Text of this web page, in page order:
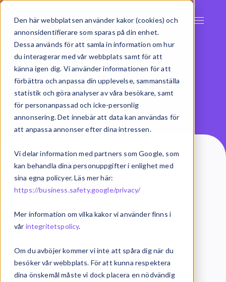
Den här webbplatsen använder kakor (cookies) och
annonsidentifierare som sparas på din enhet.
Dessa används för att samla in information om hur
du interagerar med vår webbplats samt för att
känna igen dig. Vi använder informationen för att
förbättra och anpassa din upplevelse, sammanställa
statistik och göra analyser av våra besökare, samt
för personanpassad och icke-personlig
annonsering. Det innebär att data kan användas för
att anpassa annonser efter dina intressen.
Vi delar information med partners som Google, som
kan behandla dina personuppgifter i enlighet med
sina egna policyer. Läs mer här:
https://business.safety.google/privacy/
Mer information om vilka kakor vi använder finns i
vår integritetspolicy.
Om du avböjer kommer vi inte att spåra dig när du
besöker vår webbplats. För att kunna respektera
dina önskemål måste vi dock placera en nödvändig
Artiklar
Ta del av inspiration från oss på Exsitec
Alla AI AI (Swedish)
Analys och rapportering
Budget och prognos CRM